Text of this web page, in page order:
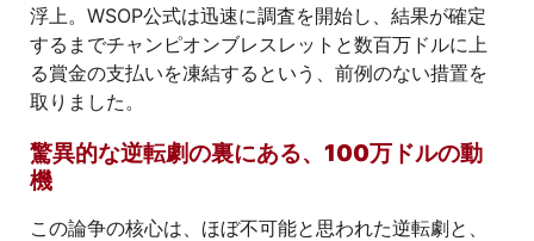
浮上。WSOP公式は迅速に調査を開始し、結果が確定
するまでチャンピオンブレスレットと数百万ドルに上
る賞金の支払いを凍結するという、前例のない措置を
取りました。
驚異的な逆転劇の裏にある、100万ドルの動
機
この論争の核心は、ほぼ不可能と思われた逆転劇と、